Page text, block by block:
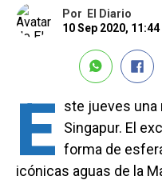
Por El Diario
10 Sep 2020, 11:44
E ste jueves una
Singapur. El
forma de
icónicas aguas de la